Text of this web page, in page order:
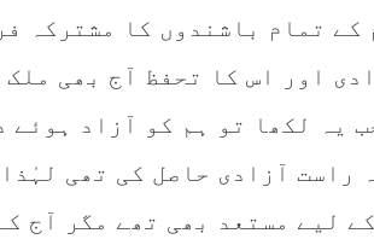
تمام باشندوں کا مشترکہ
اور اس کا تحفظ آج بھی ملک
یہ لکھا تو ہم کو آزاد ہوئے
راست آزادی حاصل کی تھی
لیے مستعد بھی تھے مگر آج